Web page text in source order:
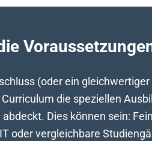
(oder ein
Curriculum die speziellen
Dies können sein:
oder vergleichbare